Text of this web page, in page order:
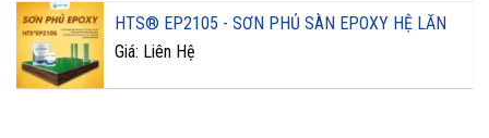
HTS® EP2105 - SƠN PHỦ SÀN EPOXY HỆ LĂN
Giá: Liên Hệ